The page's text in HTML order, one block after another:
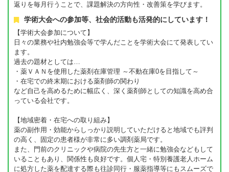
返りを毎月行うことで、課題解決の方向性・改善策を学びます。
学術大会への参加等、社会的活動も活発的にしています！
【学術大会参加について】
日々の業務や社内勉強会等で学んだことを学術大会にて発表してい
ます。
過去の題材としては…
・薬ＶＡＮを使用した薬剤在庫管理 ～不動在庫0を目指して～
・在宅での終末期における薬剤師の関わり
など自己を高めるために幅広く、深く薬剤師としての知識を高め合
っている会社です。
【地域密着・在宅への取り組み】
薬の副作用・効能からしっかり説明していただけると地域でも評判
の高く、固定の患者様が非常に多い調剤薬局です。
また、門前のクリニックや病院の先生方と一緒に勉強会などもして
いることもあり、関係性も良好です。個人宅・特別養護老人ホーム
に処方した薬を配達する際も往診同行・服薬指導等にもスムーズで